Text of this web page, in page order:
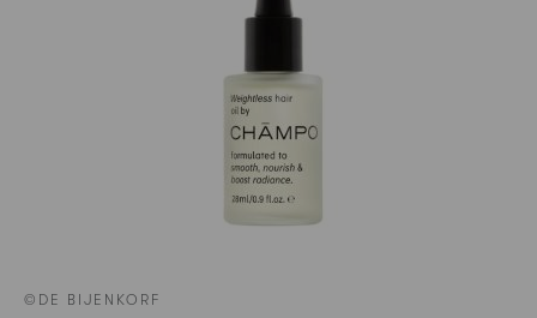
©DE BIJENKORF